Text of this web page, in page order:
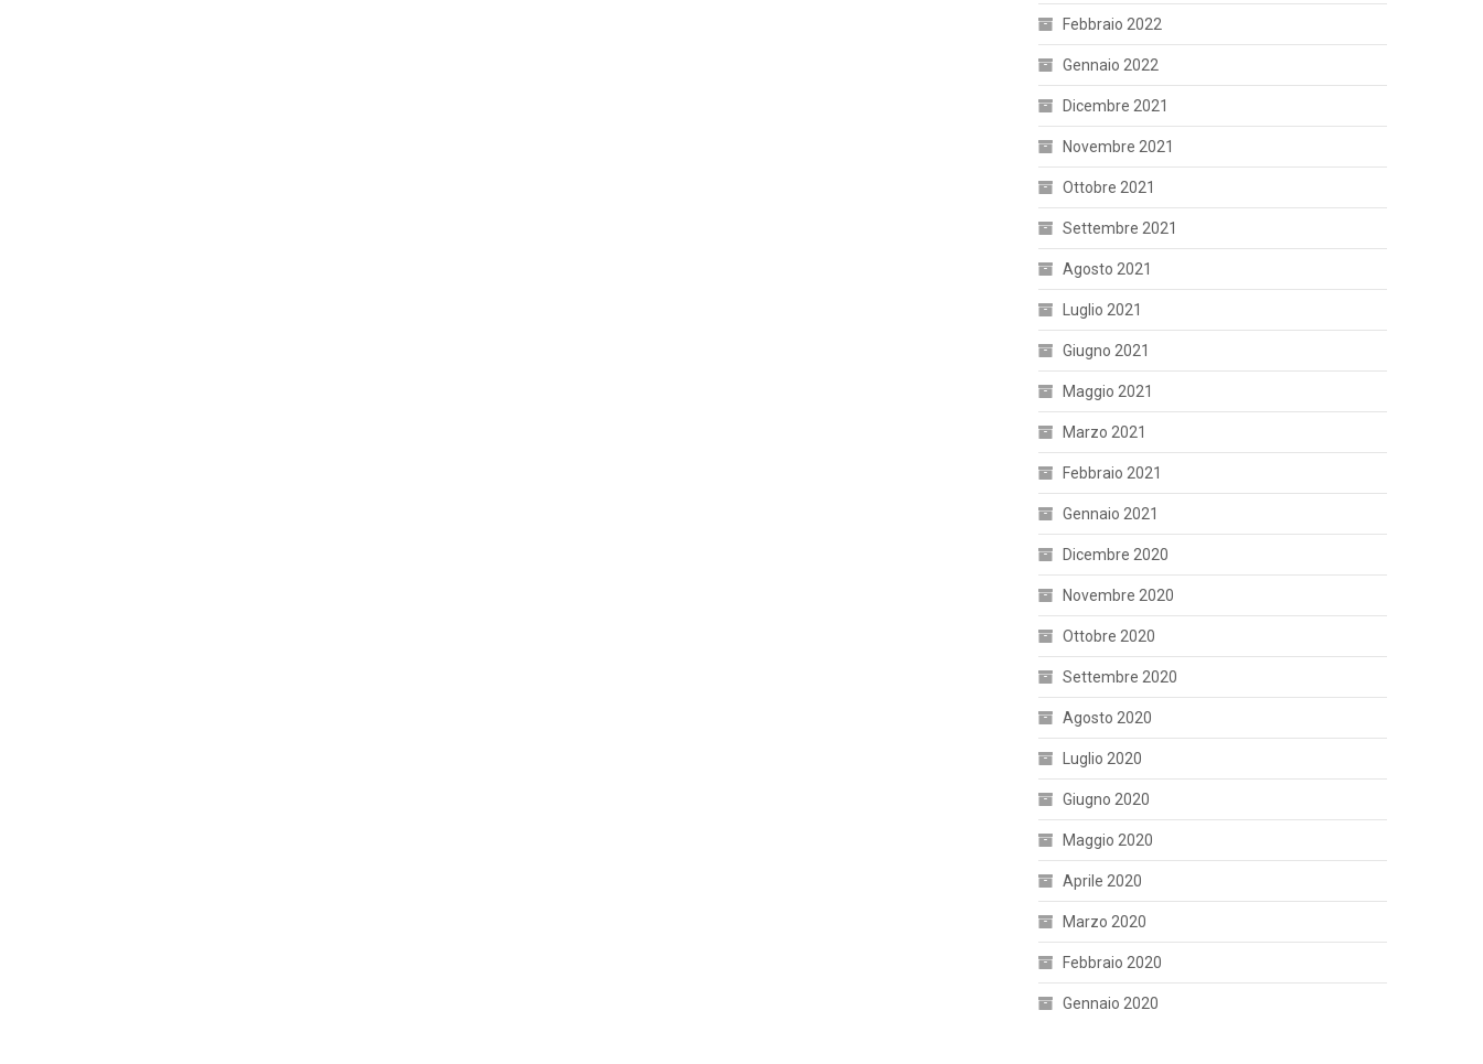
Febbraio 2022
Gennaio 2022
Dicembre 2021
Novembre 2021
Ottobre 2021
Settembre 2021
Agosto 2021
Luglio 2021
Giugno 2021
Maggio 2021
Marzo 2021
Febbraio 2021
Gennaio 2021
Dicembre 2020
Novembre 2020
Ottobre 2020
Settembre 2020
Agosto 2020
Luglio 2020
Giugno 2020
Maggio 2020
Aprile 2020
Marzo 2020
Febbraio 2020
Gennaio 2020